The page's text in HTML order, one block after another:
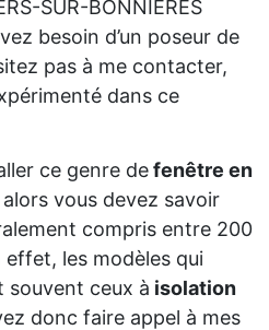
SUR-BONNIERES
besoin d’un poseur de
pas à me contacter,
dans ce
ce genre defenêtre en
vous devez savoir
compris entre 200
effet, les modèles qui
souvent ceux à isolation
donc faire appel à mes